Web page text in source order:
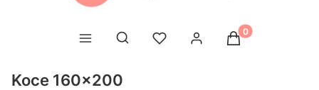
Otwórz wyszukiwarkę Produkty w
Koce 160x200